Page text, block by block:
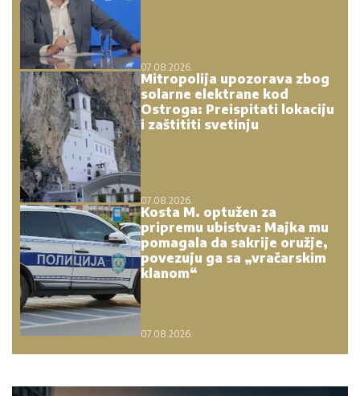
07.08.2026.
Mitropolija upozorava zbog
solarne elektrane kod
Ostroga: Preispitati lokaciju
i zaštititi svetinju
07.08.2026.
Kosta M. optužen za
pripremu ubistva: Majka mu
pomagala da sakrije oružje,
povezuju ga sa „vračarskim
klanom“
07.08.2026.